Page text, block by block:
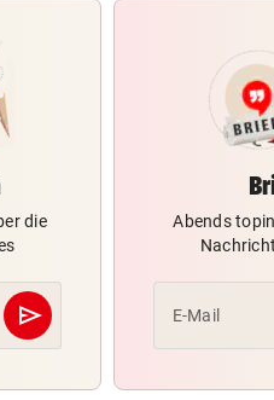
die
send
Abschicken
Abends
E-Mail